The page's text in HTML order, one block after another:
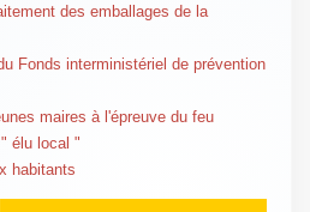
des emballages de la
Fonds interministériel de prévention
maires à l'épreuve du feu
" élu local "
habitants